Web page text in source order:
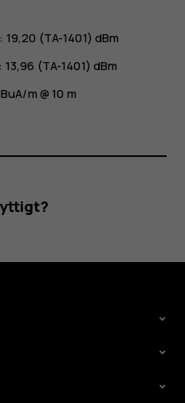
19,20 (TA-1401) dBm
(TA-1401) dBm
m @ 10 m